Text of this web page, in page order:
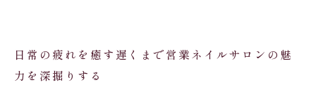
日常の疲れを癒す遅くまで営業ネイルサロンの魅
力を深掘りする